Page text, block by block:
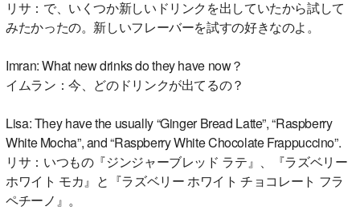
リサ：で、いくつか新しいドリンクを出していたから試して
みたかったの。新しいフレーバーを試すの好きなのよ。
Imran: What new drinks do they have now？
イムラン：今、どのドリンクが出てるの？
Lisa: They have the usually “Ginger Bread Latte”, “Raspberry
White Mocha”, and “Raspberry White Chocolate Frappuccino”.
リサ：いつもの『ジンジャーブレッド ラテ』、『ラズベリー
ホワイト モカ』と『ラズベリー ホワイト チョコレート フラ
ペチーノ』。